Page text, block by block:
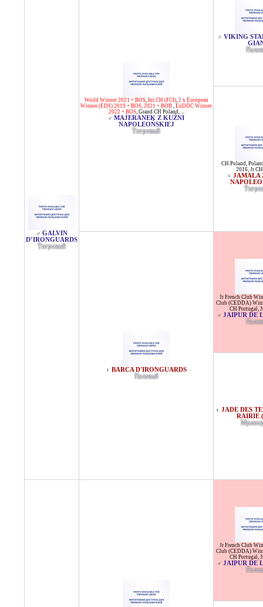
♂ GALVIN
D’IRONGUARDS
Тигровый
World Winner 2021 + BOS, Int.CH (FCI), 2 x European
Winner (EDS) 2019 + BOS, 2021 + BOB , EuDDC Winner
2022 + BOS, Grand CH Poland, ...
♂ MAJERANEK Z KUŹNI
NAPOLEOŃSKIEJ
Тигровый
♂ VIKING
CH Poland,
2016, Jr
♀ JAMALA
♀ BARCA D'IRONGUARDS
Палевый
Jr French Club
Club (CEDDA)
CH Portugal,
♂ JAIPUR DE
♀ JADE DES
RAIRIE
Jr French Club
Club (CEDDA)
CH Portugal,
♂ JAIPUR DE